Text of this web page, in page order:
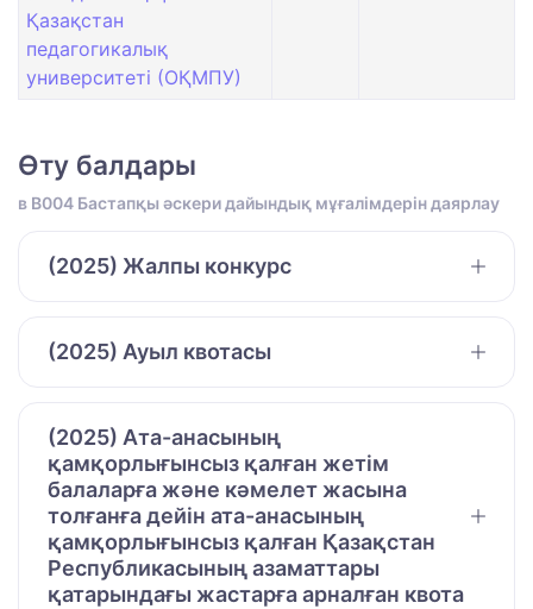
Қазақстан
педагогикалық
университеті (ОҚМПУ)
Өту балдары
в B004 Бастапқы әскери дайындық мұғалімдерін даярлау
(2025) Жалпы конкурс
(2025) Ауыл квотасы
(2025) Ата-анасының
қамқорлығынсыз қалған жетім
балаларға және кәмелет жасына
толғанға дейін ата-анасының
қамқорлығынсыз қалған Қазақстан
Республикасының азаматтары
қатарындағы жастарға арналған квота